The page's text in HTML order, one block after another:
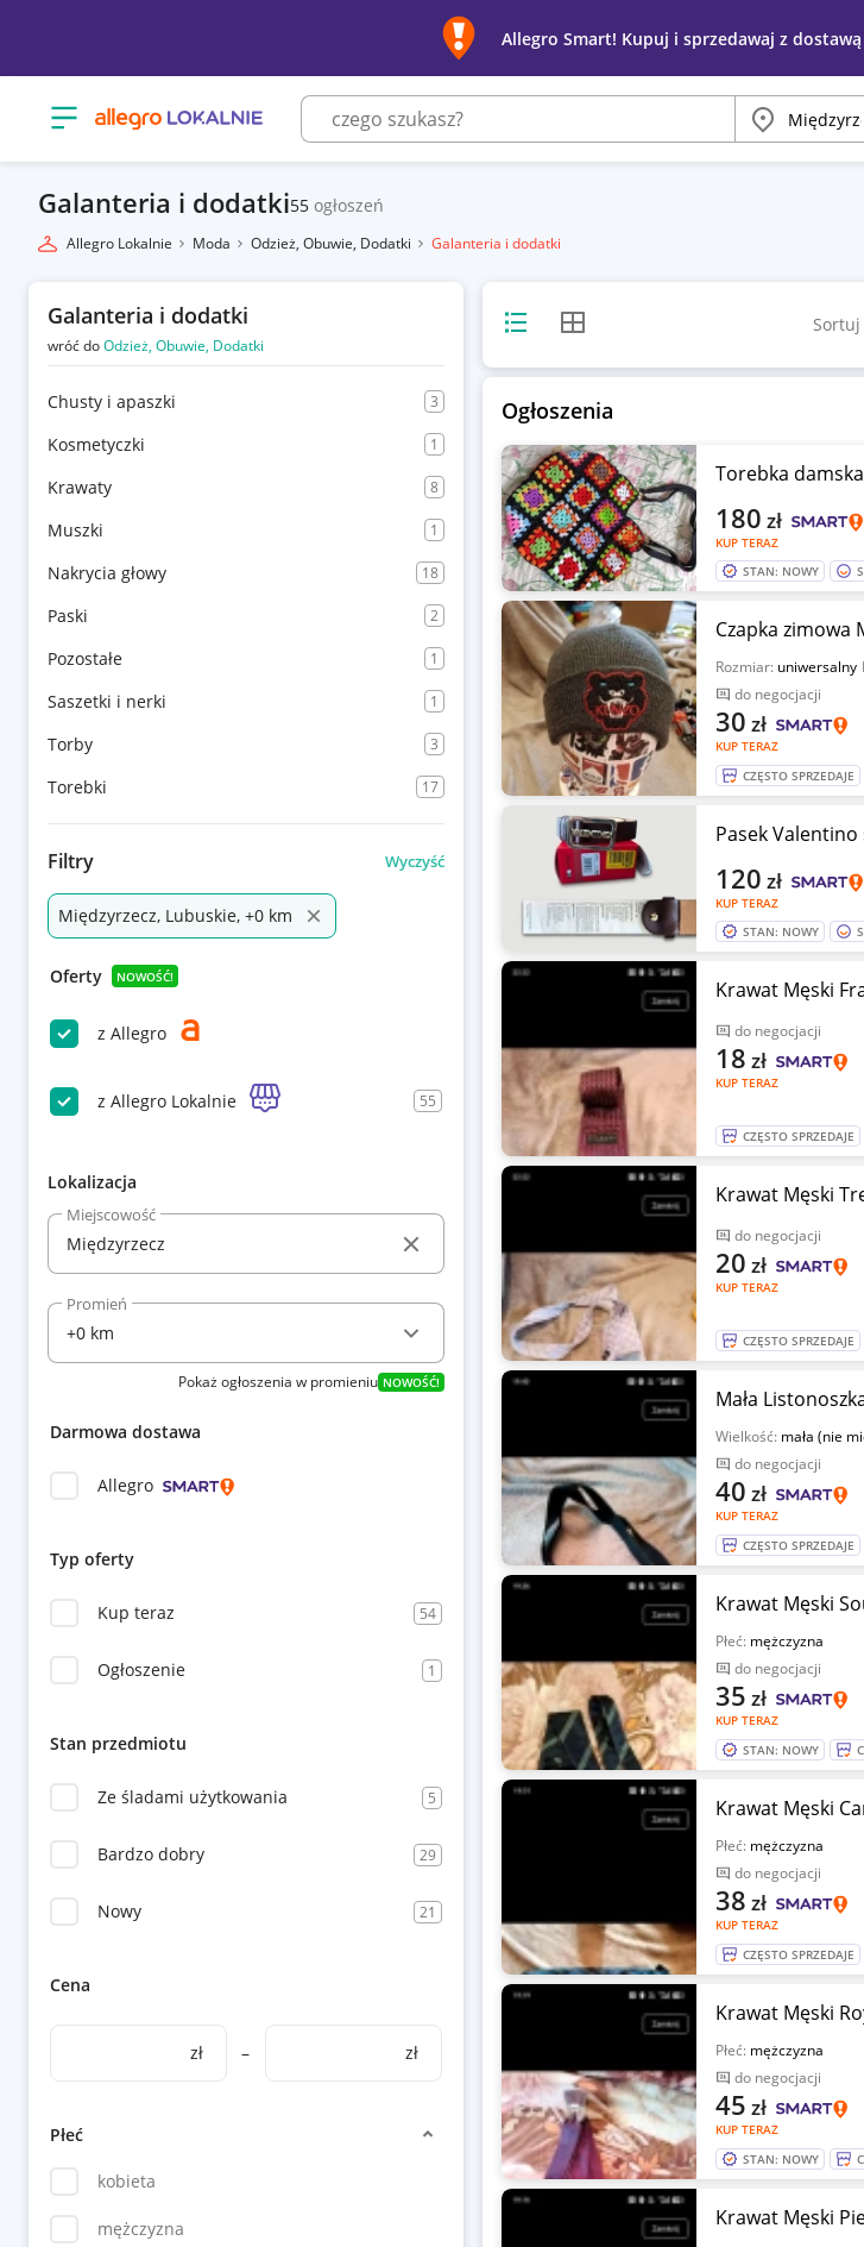
Allegro Smart! Kupuj i sprzedawaj z dostawą
Otwórz menu z kategoriami Miasto
Galanteria i dodatki55 ogłoszeń
Allegro Lokalnie Moda Odzież, Obuwie, Dodatki Galanteria i dodatki
Galanteria i dodatki
wróć doOdzież, Obuwie, Dodatki
Chusty i apaszki 3
Kosmetyczki 1
Krawaty 8
Muszki 1
Nakrycia głowy 18
Paski 2
Pozostałe 1
Saszetki i nerki 1
Torby 3
Torebki 17
Filtry Wyczyść
Międzyrzecz, Lubuskie, +0 km
Oferty NOWOŚĆ!
z Allegro
z Allegro Lokalnie 55
Lokalizacja
Miejscowość
Promień
Pokaż ogłoszenia w promieniu NOWOŚĆ!
Darmowa dostawa
Allegro
Typ oferty
Kup teraz 54
Ogłoszenie 1
Stan przedmiotu
Ze śladami użytkowania 5
Bardzo dobry 29
Nowy 21
Cena
zł – zł
Płeć
kobieta
mężczyzna
Widok listyWidok siatki Sortuj
Ogłoszenia
Torebka
KUP TERAZ
180 zł
STAN: NOWY
Czapka zimowa
Rozmiar: uniwersalny
do negocjacji
KUP TERAZ
30 zł
CZĘSTO SPRZEDAJE
Pasek
KUP TERAZ
120 zł
STAN: NOWY
Krawat Męski
do negocjacji
KUP TERAZ
18 zł
CZĘSTO SPRZEDAJE
Krawat Męski
do negocjacji
KUP TERAZ
20 zł
CZĘSTO SPRZEDAJE
Mała
Wielkość: mała (nie
do negocjacji
KUP TERAZ
40 zł
CZĘSTO SPRZEDAJE
Krawat Męski
Płeć: mężczyzna
do negocjacji
KUP TERAZ
35 zł
STAN: NOWY
Krawat Męski
Płeć: mężczyzna
do negocjacji
KUP TERAZ
38 zł
CZĘSTO SPRZEDAJE
Krawat Męski
Płeć: mężczyzna
do negocjacji
KUP TERAZ
45 zł
STAN: NOWY
Krawat Męski